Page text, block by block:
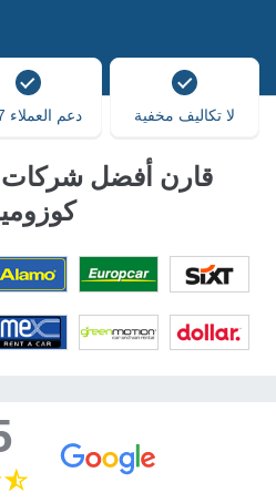
لا تكاليف مخفية دعم العملاء 24/7
قارن أفضل شركات